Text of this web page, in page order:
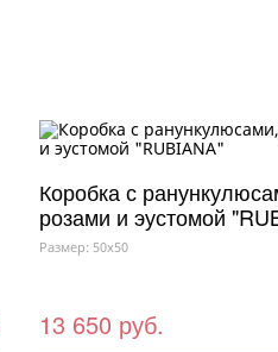
Коробка с
розами и эустомой
Размер: 50x50
13 650 руб.